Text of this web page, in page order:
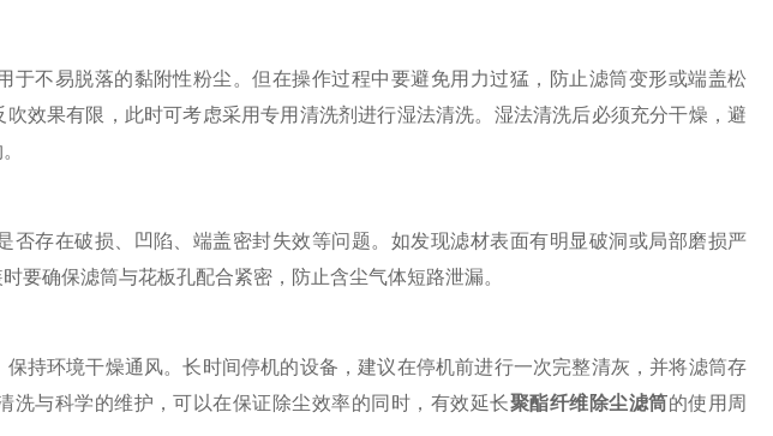
不易脱落的黏附性粉尘。但在操作过程中要避免用力过猛，防止滤筒变形或端盖松
效果有限，此时可考虑采用专用清洗剂进行湿法清洗。湿法清洗后必须充分干燥，避
存在破损、凹陷、端盖密封失效等问题。如发现滤材表面有明显破洞或局部磨损严
要确保滤筒与花板孔配合紧密，防止含尘气体短路泄漏。
环境干燥通风。长时间停机的设备，建议在停机前进行一次完整清灰，并将滤筒存
洗与科学的维护，可以在保证除尘效率的同时，有效延长聚酯纤维除尘滤筒的使用周